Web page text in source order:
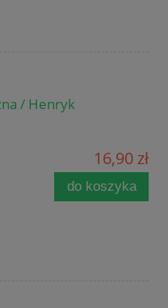
/ Henryk
16,90 zł
do koszyka